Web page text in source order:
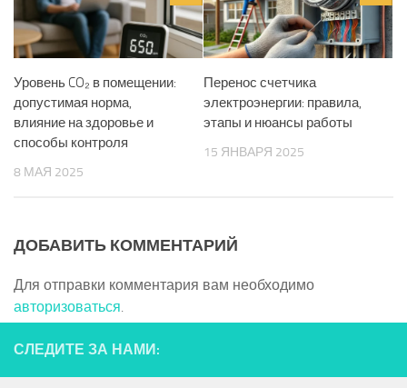
Уровень CO₂ в помещении:
допустимая норма,
влияние на здоровье и
способы контроля
8 МАЯ 2025
Перенос счетчика
электроэнергии: правила,
этапы и нюансы работы
15 ЯНВАРЯ 2025
ДОБАВИТЬ КОММЕНТАРИЙ
Для отправки комментария вам необходимо
авторизоваться.
СЛЕДИТЕ ЗА НАМИ: